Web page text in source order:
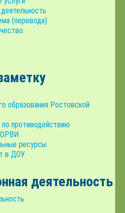
(перевода)
образования Ростовской
противодействию
ОРВИ
ресурсы
в ДОУ
деятельность